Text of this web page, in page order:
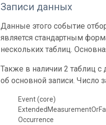
Записи данных
Данные этого событие
является стандартным
нескольких таблиц.
Также в наличии 2 таблиц
об основной записи. Число
Event (core)
Occurrence